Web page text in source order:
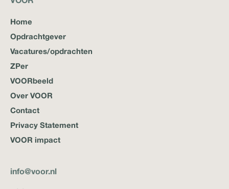
Home
Opdrachtgever
Vacatures/opdrachten
ZPer
VOORbeeld
Over VOOR
Contact
Privacy Statement
VOOR impact
info@voor.nl